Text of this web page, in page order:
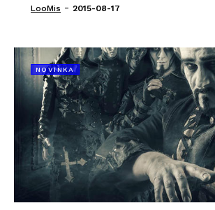
LooMis - 2015-08-17
NOVINKA